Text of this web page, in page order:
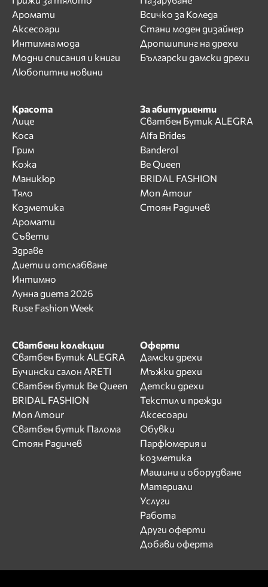
Аромати
Аксесоари
Интимна мода
Модни списания и книги
Любопитни новини
Всичко за Коледа
Стани моден дизайнер
Дропшипинг на дрехи
Български дамски дрехи
Красота
Лице
Коса
Грим
Кожа
Маникюр
Тяло
Козметика
Аромати
Съвети
Здраве
Диети и отслабване
Интимно
Лунна диета 2026
Ruse Fashion Week
За абитуриенти
Сватбен Бутик ALEGRA
Alfa Brides
Banderol
Be Queen
BRIDAL FASHION
Mon Amour
Стоян Радичев
Сватбени колекции
Сватбен Бутик ALEGRA
Бучински салон ARETI
Сватбен бутик Be Queen
BRIDAL FASHION
Mon Amour
Сватбен бутик Палома
Стоян Радичев
Оферти
Дамски дрехи
Мъжки дрехи
Детски дрехи
Текстил и прежди
Аксесоари
Обувки
Парфюмерия и
козметика
Машини и оборудване
Материали
Услуги
Работа
Други оферти
Добави оферта